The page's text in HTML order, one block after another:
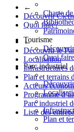
←
Découvrir
Quoi faire?
←
Découvrir le
Localisation
Infrastructures
Plan et terrains
Acteurs
Programme
Parc industriel
Liste des
Charte
Tourisme
Quoi
Parc industriel
Plan et